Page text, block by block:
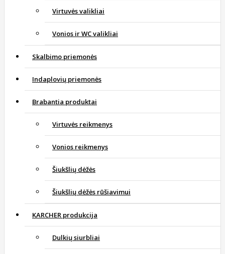
Virtuvės valikliai
Vonios ir WC valikliai
Skalbimo priemonės
Indaplovių priemonės
Brabantia produktai
Virtuvės reikmenys
Vonios reikmenys
Šiukšlių dėžės
Šiukšlių dėžės rūšiavimui
KARCHER produkcija
Dulkių siurbliai